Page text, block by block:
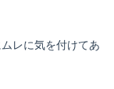
レに気を付けてあ